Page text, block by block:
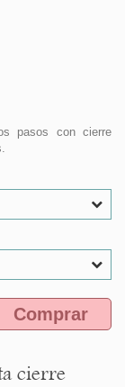
pasos con cierre
Comprar
cierre